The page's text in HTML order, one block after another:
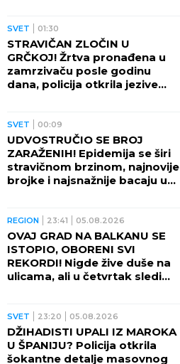
SVET 01:30
STRAVIČAN ZLOČIN U
GRČKOJ! Žrtva pronađena u
zamrzivaču posle godinu
dana, policija otkrila jezive
SVET 00:09
UDVOSTRUČIO SE BROJ
ZARAŽENIH! Epidemija se širi
stravičnom brzinom, najnovije
brojke i najsnažnije bacaju u
REGION 23:41 05.08.2026
OVAJ GRAD NA BALKANU SE
ISTOPIO, OBORENI SVI
REKORDI! Nigde žive duše na
ulicama, ali u četvrtak sledi
SVET 23:20 05.08.2026
DŽIHADISTI UPALI IZ MAROKA
U ŠPANIJU? Policija otkrila
šokantne detalje masovnog